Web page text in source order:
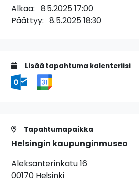
Alkaa: 8.5.2025 17:00
Päättyy: 8.5.2025 18:30
Lisää tapahtuma kalenteriisi
Tapahtumapaikka
Helsingin kaupunginmuseo
Aleksanterinkatu 16
00170 Helsinki